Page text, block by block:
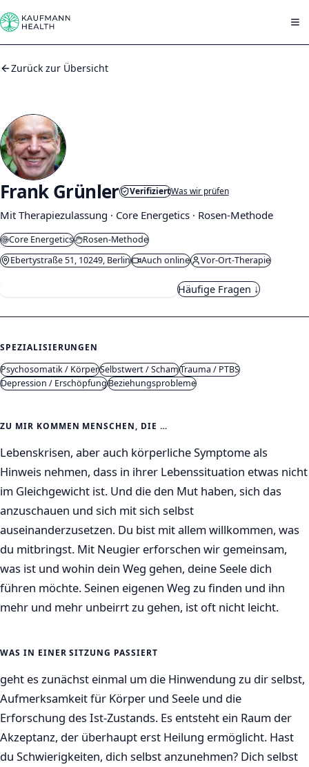
Zurück zur Übersicht
Frank Grünler VerifiziertWas wir prüfen
Mit Therapiezulassung · Core Energetics · Rosen-Methode
Core Energetics
Rosen-Methode
Ebertystraße 51, 10249, Berlin
Auch online Vor-Ort-Therapie
Häufige Fragen ↓
SPEZIALISIERUNGEN
Psychosomatik / KörperSelbstwert / SchamTrauma / PTBS
Depression / ErschöpfungBeziehungsprobleme
ZU MIR KOMMEN MENSCHEN, DIE …
Lebenskrisen, aber auch körperliche Symptome als
Hinweis nehmen, dass in ihrer Lebenssituation etwas nicht
im Gleichgewicht ist. Und die den Mut haben, sich das
anzuschauen und sich mit sich selbst
auseinanderzusetzen. Du bist mit allem willkommen, was
du mitbringst. Mit Neugier erforschen wir gemeinsam,
was ist und wohin dein Weg gehen, deine Seele dich
führen möchte. Seinen eigenen Weg zu finden und ihn
mehr und mehr unbeirrt zu gehen, ist oft nicht leicht.
WAS IN EINER SITZUNG PASSIERT
geht es zunächst einmal um die Hinwendung zu dir selbst,
Aufmerksamkeit für Körper und Seele und die
Erforschung des Ist-Zustands. Es entsteht ein Raum der
Akzeptanz, der überhaupt erst Heilung ermöglicht. Hast
du Schwierigkeiten, dich selbst anzunehmen? Dich selbst